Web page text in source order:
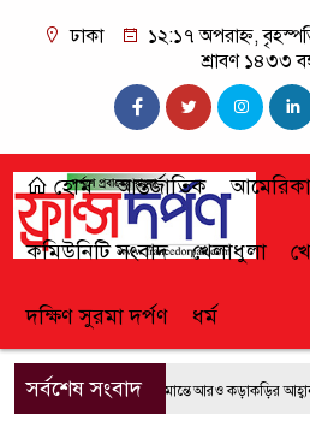
ঢাকা
১২:১৭ অপরাহ্ন,
শ্রাবণ ১৪৩৩
হোম আন্তর্জাতিক
কমিউনিটি সংবাদ খেলাধুলা
দক্ষিণ সুরমা দর্পণ ধর্ম
সর্বশেষ সংবাদসীমান্তে আরও কড়াকড়ির আহ্বান